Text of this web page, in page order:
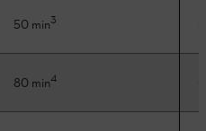
50 min3
80 min4